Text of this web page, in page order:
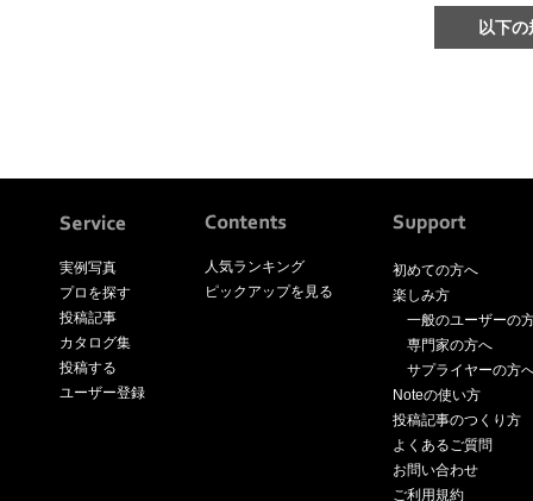
実例写真
プロを探す
投稿記事
カタログ集
投稿する
ユーザー登録
人気ランキング
ピックアップを見る
初めての方へ
楽しみ方
一般のユーザーの
専門家の方へ
サプライヤーの方
Noteの使い方
投稿記事のつくり方
よくあるご質問
お問い合わせ
ご利用規約